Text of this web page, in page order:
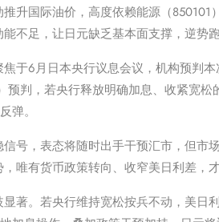
升国际油价，高度依赖能源（850101
不足，让日元缺乏基本面支撑，逆势
于6月日本央行议息会议，机构预判
预判，若央行释放明确加息、收紧宽
弹。
号，表态将随时出手干预汇市，但市
唯有货币政策转向、收窄美日利差，
著。若央行维持宽松按兵不动，美日